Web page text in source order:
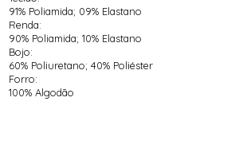
91% Poliamida; 09% Elastano
Renda:
90% Poliamida; 10% Elastano
Bojo:
60% Poliuretano; 40% Poliéster
Forro:
100% Algodão